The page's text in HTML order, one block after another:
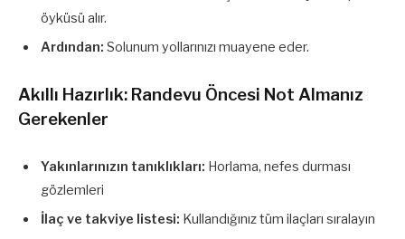
öyküsü alır.
Ardından: Solunum yollarınızı muayene eder.
Akıllı Hazırlık: Randevu Öncesi Not Almanız
Gerekenler
Yakınlarınızın tanıklıkları: Horlama, nefes durması
gözlemleri
İlaç ve takviye listesi: Kullandığınız tüm ilaçları sıralayın